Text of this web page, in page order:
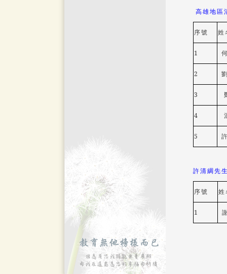
高雄地區
序號 姓
1
2
3
4
5
許清綢先
序號
1